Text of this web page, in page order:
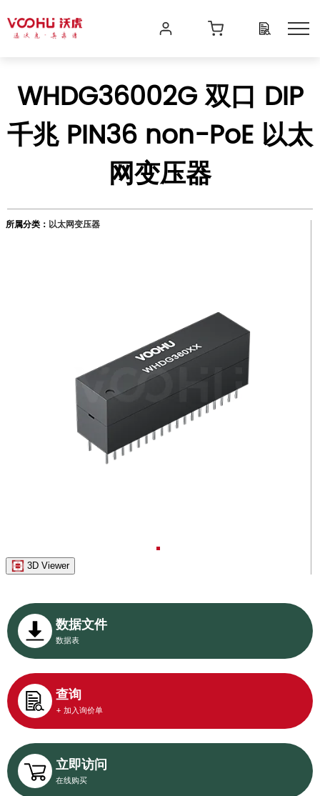
WHDG36002G 双口 DIP
千兆 PIN36 non-PoE 以太
网变压器
所属分类： 以太网变压器
3D Viewer
数据文件
数据表
查询
+ 加入询价单
立即访问
在线购买